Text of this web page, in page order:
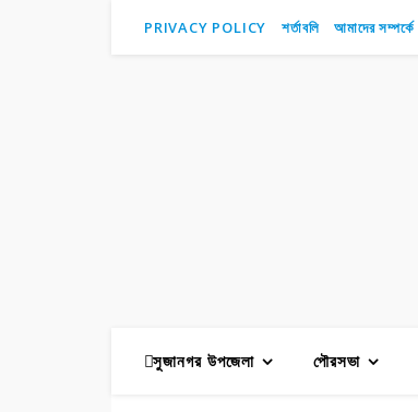
PRIVACY POLICY শর্তাবলি আমাদের সম্পর্কে
সুজানগর উপজেলা পৌরসভা